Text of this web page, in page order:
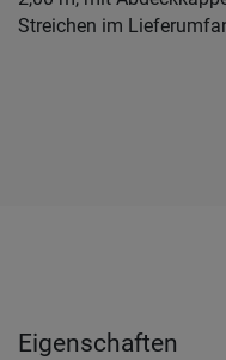
Streichen im
Eigenschaften